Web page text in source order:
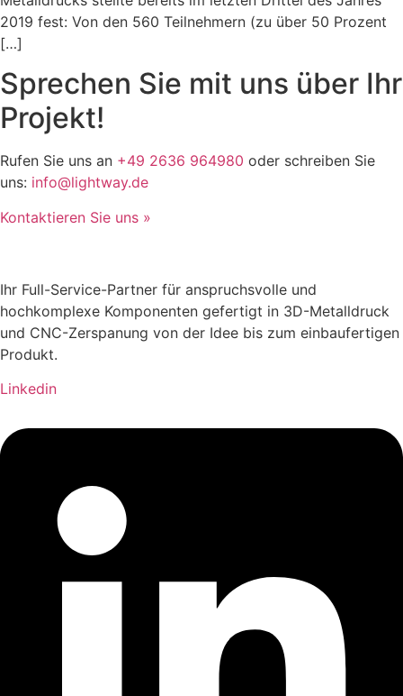
2019 fest: Von den 560 Teilnehmern (zu über 50 Prozent
[…]
Sprechen Sie mit uns über Ihr
Projekt!
Rufen Sie uns an +49 2636 964980 oder schreiben Sie
uns: info@lightway.de
Kontaktieren Sie uns »
Ihr Full-Service-Partner für anspruchsvolle und
hochkomplexe Komponenten gefertigt in 3D-Metalldruck
und CNC-Zerspanung von der Idee bis zum einbaufertigen
Produkt.
Linkedin